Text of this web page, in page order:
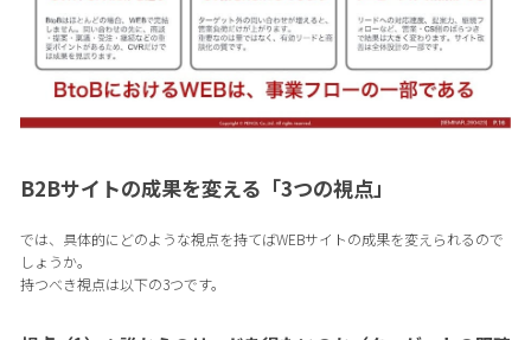
B2Bサイトの成果を変える「3つの視点」
では、具体的にどのような視点を持てばWEBサイトの成果を変えられるので
しょうか。
持つべき視点は以下の3つです。